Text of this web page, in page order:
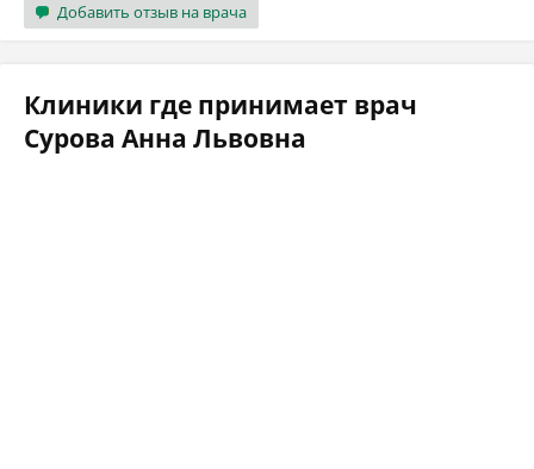
Добавить отзыв на врача
Клиники где принимает врач
Сурова Анна Львовна